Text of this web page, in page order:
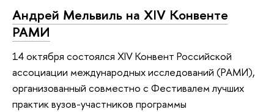
Андрей Мельвиль на XIV Конвенте
РАМИ
14 октября состоялся XIV Конвент Российской
ассоциации международных исследований (РАМИ),
организованный совместно с Фестивалем лучших
практик вузов-участников программы